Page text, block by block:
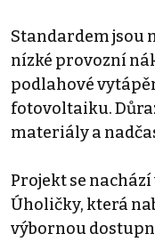
Standardem jsou
nízké provozní
podlahové
fotovoltaiku.
materiály a
Projekt se
Úholičky, která
výbornou